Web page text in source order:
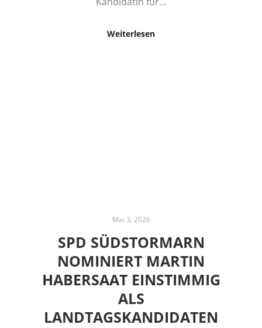
Weiterlesen
Mai 3, 2026
SPD SÜDSTORMARN
NOMINIERT MARTIN
HABERSAAT EINSTIMMIG
ALS
LANDTAGSKANDIDATEN